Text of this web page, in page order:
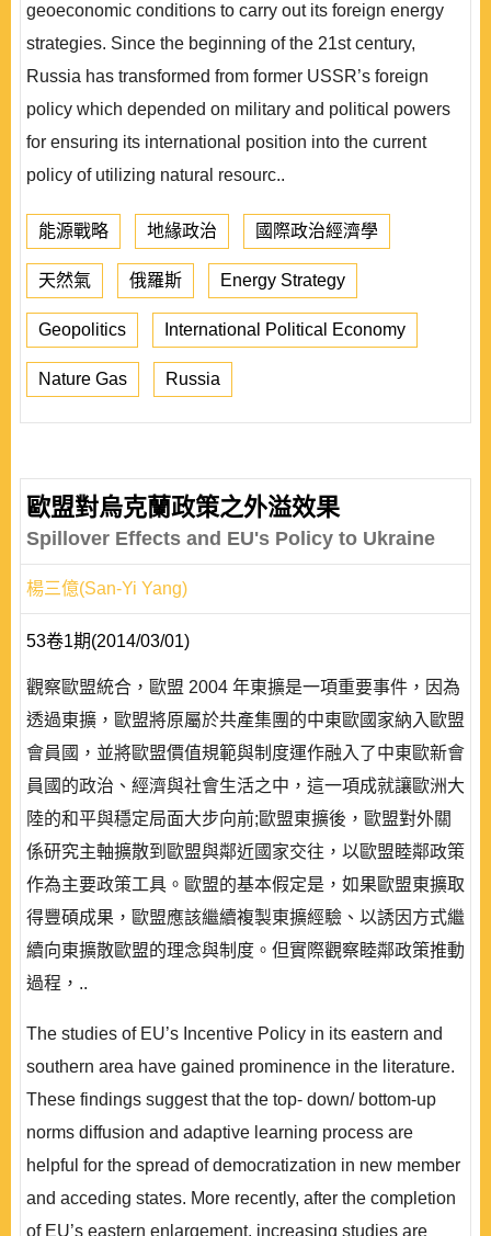
geoeconomic conditions to carry out its foreign energy
strategies. Since the beginning of the 21st century,
Russia has transformed from former USSR’s foreign
policy which depended on military and political powers
for ensuring its international position into the current
policy of utilizing natural resourc..
能源戰略 地緣政治 國際政治經濟學
天然氣 俄羅斯 Energy Strategy
Geopolitics International Political Economy
Nature Gas Russia
歐盟對烏克蘭政策之外溢效果
Spillover Effects and EU's Policy to Ukraine
楊三億(San-Yi Yang)
53卷1期(2014/03/01)
觀察歐盟統合，歐盟 2004 年東擴是一項重要事件，因為
透過東擴，歐盟將原屬於共產集團的中東歐國家納入歐盟
會員國，並將歐盟價值規範與制度運作融入了中東歐新會
員國的政治、經濟與社會生活之中，這一項成就讓歐洲大
陸的和平與穩定局面大步向前;歐盟東擴後，歐盟對外關
係研究主軸擴散到歐盟與鄰近國家交往，以歐盟睦鄰政策
作為主要政策工具。歐盟的基本假定是，如果歐盟東擴取
得豐碩成果，歐盟應該繼續複製東擴經驗、以誘因方式繼
續向東擴散歐盟的理念與制度。但實際觀察睦鄰政策推動
過程，..
The studies of EU’s Incentive Policy in its eastern and
southern area have gained prominence in the literature.
These findings suggest that the top- down/ bottom-up
norms diffusion and adaptive learning process are
helpful for the spread of democratization in new member
and acceding states. More recently, after the completion
of EU’s eastern enlargement, increasing studies are